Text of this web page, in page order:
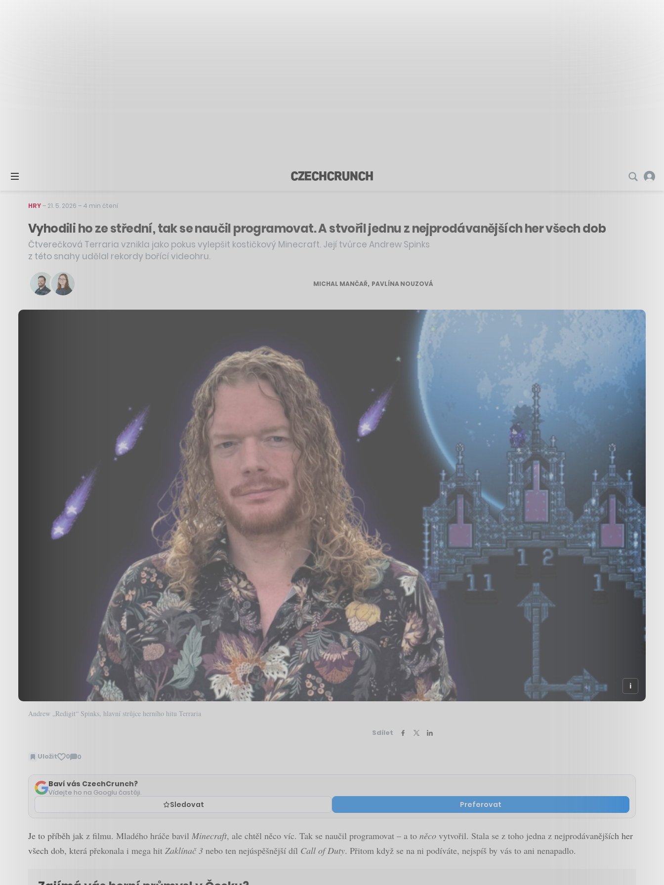
HRY– 21. 5. 2026 – 4 min čtení
Vyhodili ho ze střední, tak se naučil programovat. A stvořil jednu z nejprodávanějších her všech dob
Čtverečková Terraria vznikla jako pokus vylepšit kostičkový Minecraft. Její tvůrce Andrew Spinks
z této snahy udělal rekordy bořící videohru.
MICHAL MANČAŘ, PAVLÍNA NOUZOVÁ
Andrew „Redigit“ Spinks, hlavní strůjce herního hitu Terraria
Sdílet
Uložit 0 0
Zobrazit
Baví vás CzechCrunch?
Vídejte ho na Googlu častěji.
Sledovat Preferovat
Je to příběh jak z filmu. Mladého hráče bavil Minecraft, ale chtěl něco víc. Tak se naučil programovat – a to něco vytvořil. Stala se z toho jedna z nejprodávanějších her
všech dob, která překonala i mega hit Zaklínač 3 nebo ten nejúspěšnější díl Call of Duty. Přitom když se na ni podíváte, nejspíš by vás to ani nenapadlo.